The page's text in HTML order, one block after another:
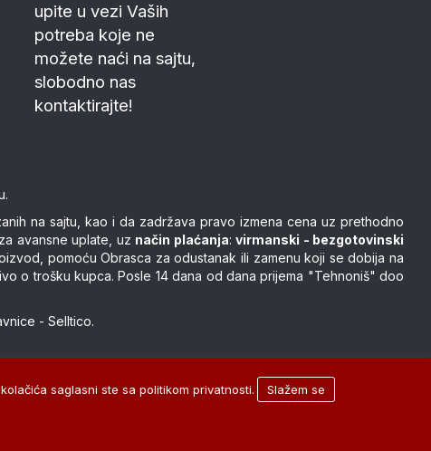
upite u vezi Vaših
potreba koje ne
možete naći na sajtu,
slobodno nas
kontaktirajte!
na sajtu, kao i da zadržava pravo izmena cena uz prethodno
avansne uplate, uz način plaćanja:virmanski - bezgotovinski
pomoću Obrasca za odustanak ili zamenu koji se dobija na
o trošku kupca. Posle 14 dana od dana prijema "Tehnoniš" doo
- Selltico.
saglasni ste sa politikom privatnosti. Slažem se